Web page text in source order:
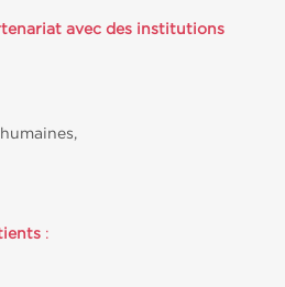
avec des institutions
: